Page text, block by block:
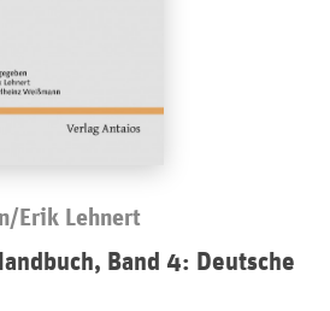
Erik Lehnert
Band 4: Deutsche